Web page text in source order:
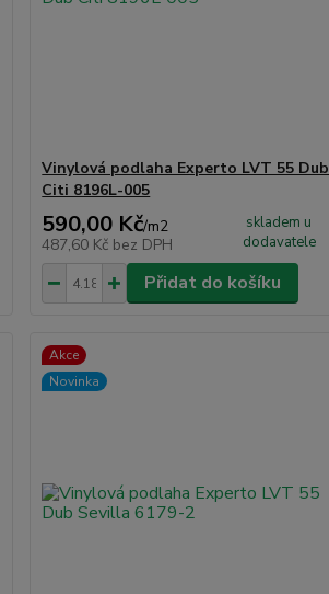
Vinylová podlaha Experto LVT 55 Dub
Citi 8196L-005
590,00 Kč/m2
487,60 Kč bez DPH
skladem u
dodavatele
Přidat do košíku
Akce
Novinka